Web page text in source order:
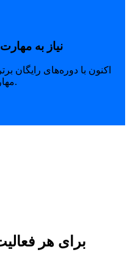
نیاز به
اکنون با دوره‌های رایگان
مهارت‌های عملی و ارزشمند ادامه دهید.
برای هر